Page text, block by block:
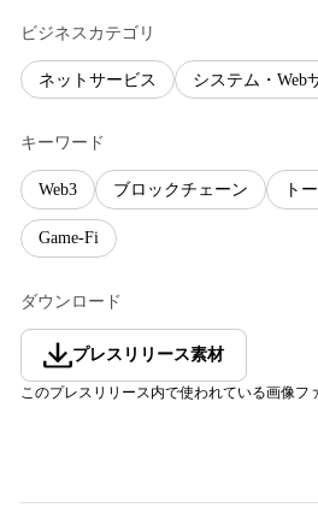
ビジネスカテゴリ
ネットサービス システム・Web
キーワード
Web3 ブロックチェーン ト
Game-Fi
ダウンロード
プレスリリース素材
このプレスリリース内で使われている画像